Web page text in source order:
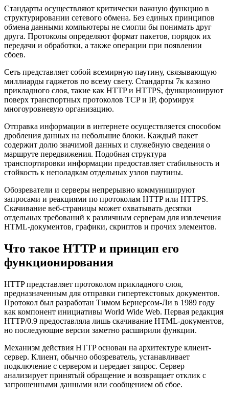
Стандарты осуществляют критически важную функцию в
структурировании сетевого обмена. Без единых принципов
обмена данными компьютеры не смогли бы понимать друг
друга. Протоколы определяют формат пакетов, порядок их
передачи и обработки, а также операции при появлении
сбоев.
Сеть представляет собой всемирную паутину, связывающую
миллиарды гаджетов по всему свету. Стандарты 7к казино
прикладного слоя, такие как HTTP и HTTPS, функционируют
поверх транспортных протоколов TCP и IP, формируя
многоуровневую организацию.
Отправка информации в интернете осуществляется способом
дробления данных на небольшие блоки. Каждый пакет
содержит долю значимой данных и служебную сведения о
маршруте передвижения. Подобная структура
транспортировки информации предоставляет стабильность и
стойкость к неполадкам отдельных узлов паутины.
Обозреватели и серверы непрерывно коммуницируют
запросами и реакциями по протоколам HTTP или HTTPS.
Скачивание веб-страницы может охватывать десятки
отдельных требований к различным серверам для извлечения
HTML-документов, графики, скриптов и прочих элементов.
Что такое HTTP и принцип его
функционирования
HTTP представляет протоколом прикладного слоя,
предназначенным для отправки гипертекстовых документов.
Протокол был разработан Тимом Бернерсом-Ли в 1989 году
как компонент инициативы World Wide Web. Первая редакция
HTTP/0.9 предоставляла лишь скачивание HTML-документов,
но последующие версии заметно расширили функции.
Механизм действия HTTP основан на архитектуре клиент-
сервер. Клиент, обычно обозреватель, устанавливает
подключение с сервером и передает запрос. Сервер
анализирует принятый обращение и возвращает отклик с
запрошенными данными или сообщением об сбое.